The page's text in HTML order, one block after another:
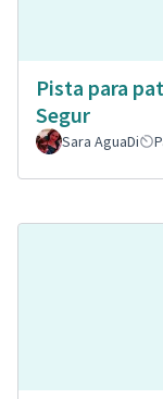
Pista para
Segur
Sara AguaDi